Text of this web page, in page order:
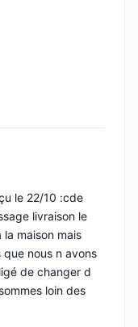
le 22/10 :cde
livraison le
maison mais
nous n avons
de changer d
loin des